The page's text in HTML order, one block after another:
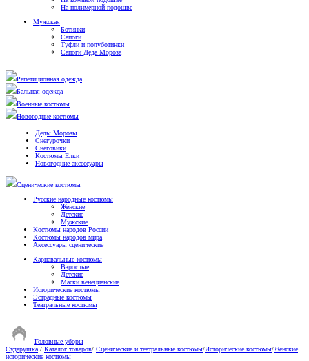
На полимерной подошве
Мужская
Ботинки
Сапоги
Туфли и полуботинки
Сапоги Деда Мороза
Репетиционная одежда
Бальная одежда
Военные костюмы
Новогодние костюмы
Деды Морозы
Снегурочки
Снеговики
Костюмы Елки
Новогодние аксессуары
Сценические костюмы
Русские народные костюмы
Женские
Детские
Мужские
Костюмы народов России
Костюмы народов мира
Аксессуары сценические
Карнавальные костюмы
Взрослые
Детские
Маски венецианские
Исторические костюмы
Эстрадные костюмы
Театральные костюмы
Головные уборы
Сударушка / Каталог товаров/ Сценические и театральные костюмы/Исторические костюмы/Женские
исторические костюмы